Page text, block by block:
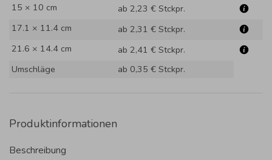
15 × 10 cm
ab 2,23 € Stckpr.
17.1 × 11.4 cm
ab 2,31 € Stckpr.
21.6 × 14.4 cm
ab 2,41 € Stckpr.
Umschläge
ab 0,35 € Stckpr.
Produktinformationen
Beschreibung